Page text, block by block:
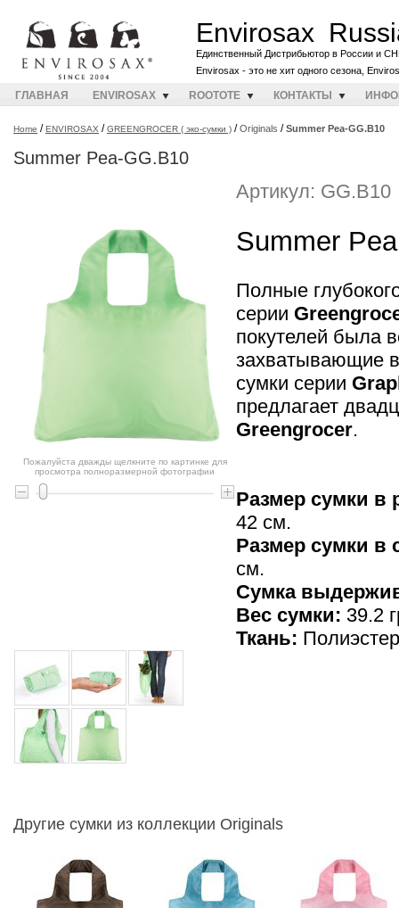
Envirosax
Единственный Дистрибьютор в России и
Envirosax - это не хит одного сезона,
ГЛАВНАЯ ENVIROSAX ROOTOTE КОНТАКТЫ
Home /ENVIROSAX /GREENGROCER ( эко-сумки ) /Originals /Summer Pea-GG.B10
Summer Pea-GG.B10
Пожалуйста дважды щелкните по картинке для
просмотра полноразмерной фотографии
Артикул: GG.B10
Summer
Полные
серии
покутелей была
захватывающие
сумки серии
предлагает
Greengrocer.
Размер сумки в
42 см.
Размер сумки
см.
Cумка
Вес сумки: 39.2
Ткань: Полиэстер
Другие сумки из коллекции Originals